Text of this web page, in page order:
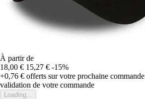
À partir de
18,00 € 15,27 € -15%
+0,76 € offerts sur votre prochaine commande
validation de votre commande
Loading...